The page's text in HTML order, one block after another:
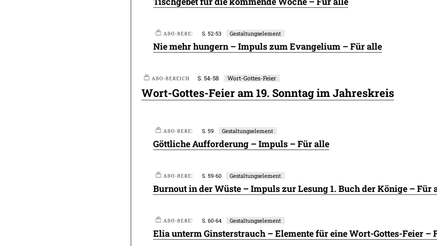
Plus
Plus
S. 52-53 Gestaltungselement
Nie mehr hungern – Impuls zum Evangelium – Für alle
Plus
S. 54-58 Wort-Gottes-Feier
Wort-Gottes-Feier am 19. Sonntag im Jahreskreis
Plus
S. 59 Gestaltungselement
Göttliche Aufforderung – Impuls – Für alle
Plus
S. 59-60 Gestaltungselement
Burnout in der Wüste – Impuls zur Lesung 1. Buch der Könige – Für
S. 60-64 Gestaltungselement
Elia unterm Ginsterstrauch – Elemente für eine Wort-Gottes-Feier –